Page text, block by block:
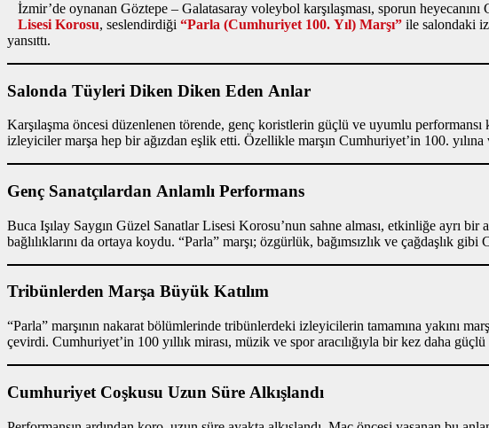
İzmir’de oynanan Göztepe – Galatasaray voleybol karşılaşması, sporun
Lisesi Korosu, seslendirdiği “Parla (Cumhuriyet 100. Yıl) Marşı” ile salondaki
yansıttı.
Salonda Tüyleri Diken Diken Eden Anlar
Karşılaşma öncesi düzenlenen törende, genç koristlerin güçlü ve uyumlu
izleyiciler marşa hep bir ağızdan eşlik etti. Özellikle marşın Cumhuriyet’in 100.
Genç Sanatçılardan Anlamlı Performans
Buca Işılay Saygın Güzel Sanatlar Lisesi Korosu’nun sahne alması, etkinliğe ayrı
bağlılıklarını da ortaya koydu. “Parla” marşı; özgürlük, bağımsızlık ve çağdaşlık
Tribünlerden Marşa Büyük Katılım
“Parla” marşının nakarat bölümlerinde tribünlerdeki izleyicilerin tamamına yakını
çevirdi. Cumhuriyet’in 100 yıllık mirası, müzik ve spor aracılığıyla bir kez daha
Cumhuriyet Coşkusu Uzun Süre Alkışlandı